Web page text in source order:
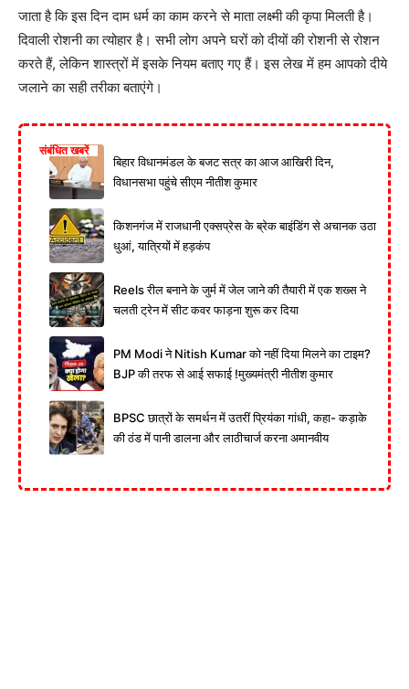
जाता है कि इस दिन दाम धर्म का काम करने से माता लक्ष्मी की कृपा मिलती है।
दिवाली रोशनी का त्योहार है। सभी लोग अपने घरों को दीयों की रोशनी से रोशन
करते हैं, लेकिन शास्त्रों में इसके नियम बताए गए हैं। इस लेख में हम आपको दीये
जलाने का सही तरीका बताएंगे।
संबंधित खबरें
बिहार विधानमंडल के बजट सत्र का आज आखिरी दिन,
विधानसभा पहुंचे सीएम नीतीश कुमार
किशनगंज में राजधानी एक्सप्रेस के ब्रेक बाइंडिंग से अचानक उठा
धुआं, यात्रियों में हड़कंप
Reels रील बनाने के जुर्म में जेल जाने की तैयारी में एक शख्स ने
चलती ट्रेन में सीट कवर फाड़ना शुरू कर दिया
PM Modi ने Nitish Kumar को नहीं दिया मिलने का टाइम?
BJP की तरफ से आई सफाई !मुख्यमंत्री नीतीश कुमार
BPSC छात्रों के समर्थन में उतरीं प्रियंका गांधी, कहा- कड़ाके
की ठंड में पानी डालना और लाठीचार्ज करना अमानवीय